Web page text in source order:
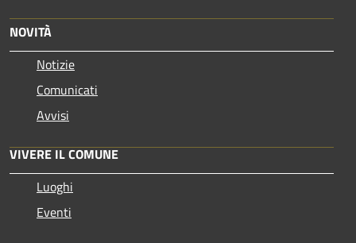
NOVITÀ
Notizie
Comunicati
Avvisi
VIVERE IL COMUNE
Luoghi
Eventi